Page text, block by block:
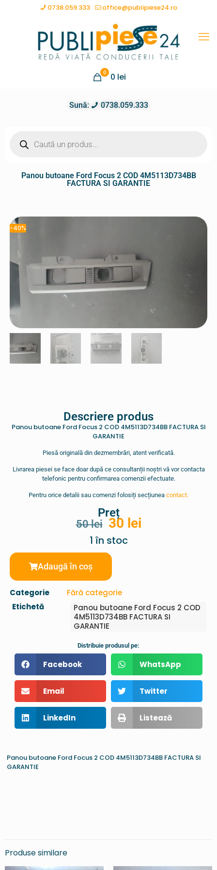
0738.059.333 office@publipiese24.ro
0 0 lei
Sună: 0738.059.333
Panou butoane Ford Focus 2 COD 4M5113D734BB
FACTURA SI GARANTIE
-40%
Descriere produs
Panou butoane Ford Focus 2 COD 4M5113D734BB FACTURA SI
GARANTIE
Piesă originală din dezmembrări, atent verificată.
Livrarea piesei se face doar după ce consultanții noștri vă vor contacta
telefonic pentru confirmarea comenzii efectuate.
Pentru orice detalii sau comenzi folosiți secțiunea contact.
Preț
50lei 30 lei
1 în stoc
Adaugă în coș
Categorie
Fără categorie
Etichetă
Panou butoane Ford Focus 2 COD
4M5113D734BB FACTURA SI
GARANTIE
Distribuie produsul pe:
Facebook WhatsApp
Email Twitter
LinkedIn Listează
Panou butoane Ford Focus 2 COD 4M5113D734BB FACTURA SI
GARANTIE
Produse similare